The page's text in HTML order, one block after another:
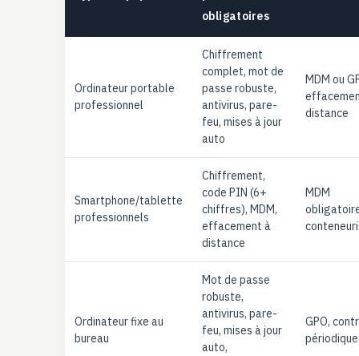
obligatoires
Ordinateur portable
professionnel
Chiffrement
complet, mot de
passe robuste,
antivirus, pare-
feu, mises à jour
auto
MDM ou
distance
Smartphone/tablette
professionnels
Chiffrement,
code PIN (6+
chiffres), MDM,
effacement à
distance
MDM
Ordinateur fixe au
bureau
Mot de passe
robuste,
antivirus, pare-
feu, mises à jour
auto,
GPO,